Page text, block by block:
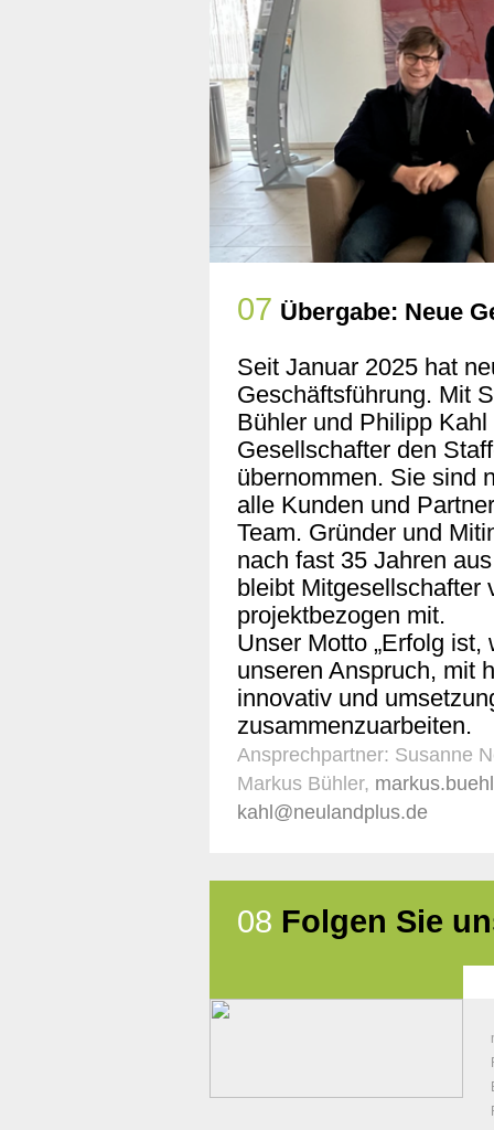
07 Übergabe: Neue
Seit Januar 2025 hat
Geschäftsführung. Mit
Bühler und Philipp
Gesellschafter den
übernommen. Sie sind
alle Kunden und
Team. Gründer und
nach fast 35 Jahren
bleibt Mitgesellschafter
projektbezogen mit.
Unser Motto „Erfolg ist,
unseren Anspruch, mit
innovativ und
zusammenzuarbeiten.
Ansprechpartner: Susanne
Markus Bühler,
kahl@neulandplus.de
08 Folgen Sie